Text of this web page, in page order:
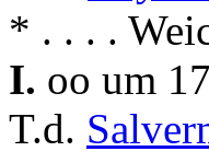
* . . . .
I. oo um
T.d.